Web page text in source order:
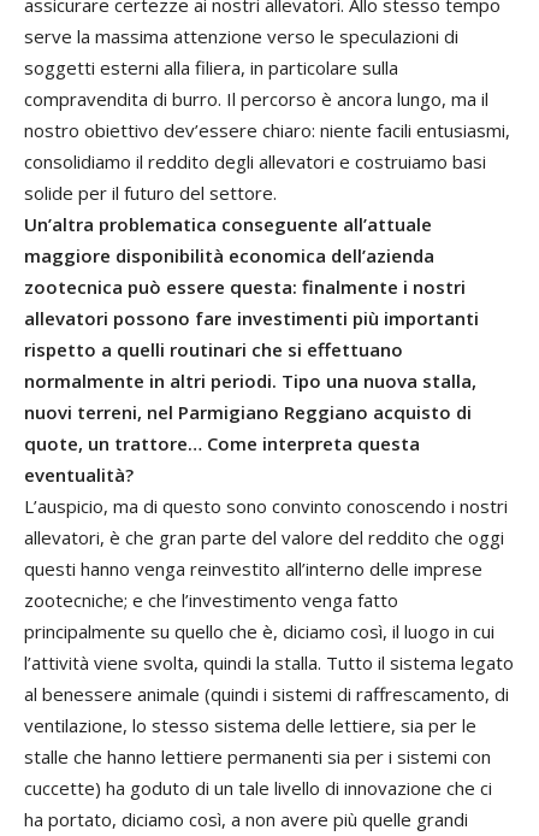
serve la massima attenzione verso le speculazioni di
soggetti esterni alla filiera, in particolare sulla
compravendita di burro. Il percorso è ancora lungo, ma il
nostro obiettivo dev’essere chiaro: niente facili entusiasmi,
consolidiamo il reddito degli allevatori e costruiamo basi
solide per il futuro del settore.
Un’altra problematica conseguente all’attuale
maggiore disponibilità economica dell’azienda
zootecnica può essere questa: finalmente i nostri
allevatori possono fare investimenti più importanti
rispetto a quelli routinari che si effettuano
normalmente in altri periodi. Tipo una nuova stalla,
nuovi terreni, nel Parmigiano Reggiano acquisto di
quote, un trattore… Come interpreta questa
eventualità?
L’auspicio, ma di questo sono convinto conoscendo i nostri
allevatori, è che gran parte del valore del reddito che oggi
questi hanno venga reinvestito all’interno delle imprese
zootecniche; e che l’investimento venga fatto
principalmente su quello che è, diciamo così, il luogo in cui
l’attività viene svolta, quindi la stalla. Tutto il sistema legato
al benessere animale (quindi i sistemi di raffrescamento, di
ventilazione, lo stesso sistema delle lettiere, sia per le
stalle che hanno lettiere permanenti sia per i sistemi con
cuccette) ha goduto di un tale livello di innovazione che ci
ha portato, diciamo così, a non avere più quelle grandi